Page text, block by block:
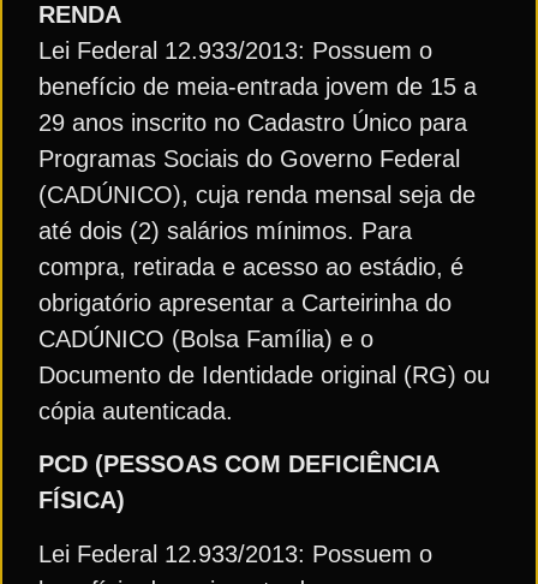
RENDA
Lei Federal 12.933/2013: Possuem o
benefício de meia-entrada jovem de 15 a
29 anos inscrito no Cadastro Único para
Programas Sociais do Governo Federal
(CADÚNICO), cuja renda mensal seja de
até dois (2) salários mínimos. Para
compra, retirada e acesso ao estádio, é
obrigatório apresentar a Carteirinha do
CADÚNICO (Bolsa Família) e o
Documento de Identidade original (RG) ou
cópia autenticada.
PCD (PESSOAS COM DEFICIÊNCIA
FÍSICA)
Lei Federal 12.933/2013: Possuem o